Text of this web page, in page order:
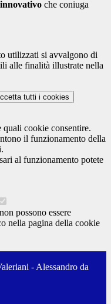
che coniuga
utilizzati si avvalgono di
alle finalità illustrate nella
tutti i cookies
quali cookie consentire.
il funzionamento della
al funzionamento potete
possono essere
nella pagina della cookie
- Alessandro da